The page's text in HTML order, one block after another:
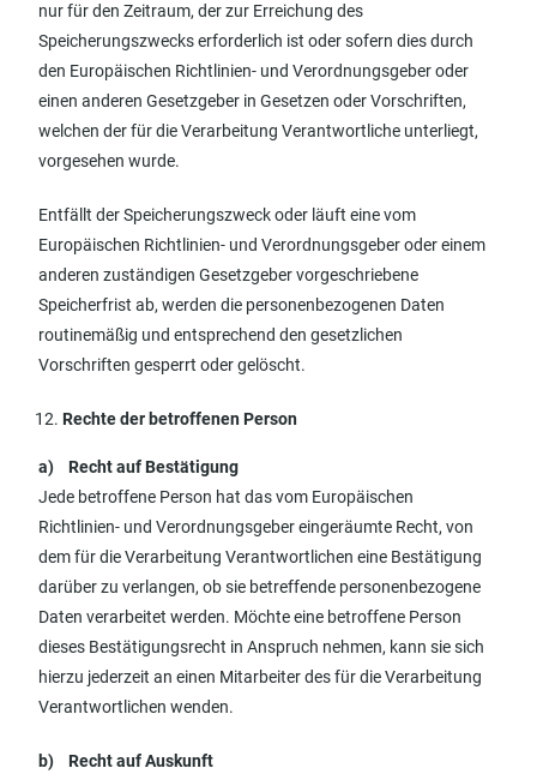
nur für den Zeitraum, der zur Erreichung des
Speicherungszwecks erforderlich ist oder sofern dies durch
den Europäischen Richtlinien- und Verordnungsgeber oder
einen anderen Gesetzgeber in Gesetzen oder Vorschriften,
welchen der für die Verarbeitung Verantwortliche unterliegt,
vorgesehen wurde.
Entfällt der Speicherungszweck oder läuft eine vom
Europäischen Richtlinien- und Verordnungsgeber oder einem
anderen zuständigen Gesetzgeber vorgeschriebene
Speicherfrist ab, werden die personenbezogenen Daten
routinemäßig und entsprechend den gesetzlichen
Vorschriften gesperrt oder gelöscht.
Rechte der betroffenen Person
a) Recht auf Bestätigung
Jede betroffene Person hat das vom Europäischen
Richtlinien- und Verordnungsgeber eingeräumte Recht, von
dem für die Verarbeitung Verantwortlichen eine Bestätigung
darüber zu verlangen, ob sie betreffende personenbezogene
Daten verarbeitet werden. Möchte eine betroffene Person
dieses Bestätigungsrecht in Anspruch nehmen, kann sie sich
hierzu jederzeit an einen Mitarbeiter des für die Verarbeitung
Verantwortlichen wenden.
b) Recht auf Auskunft